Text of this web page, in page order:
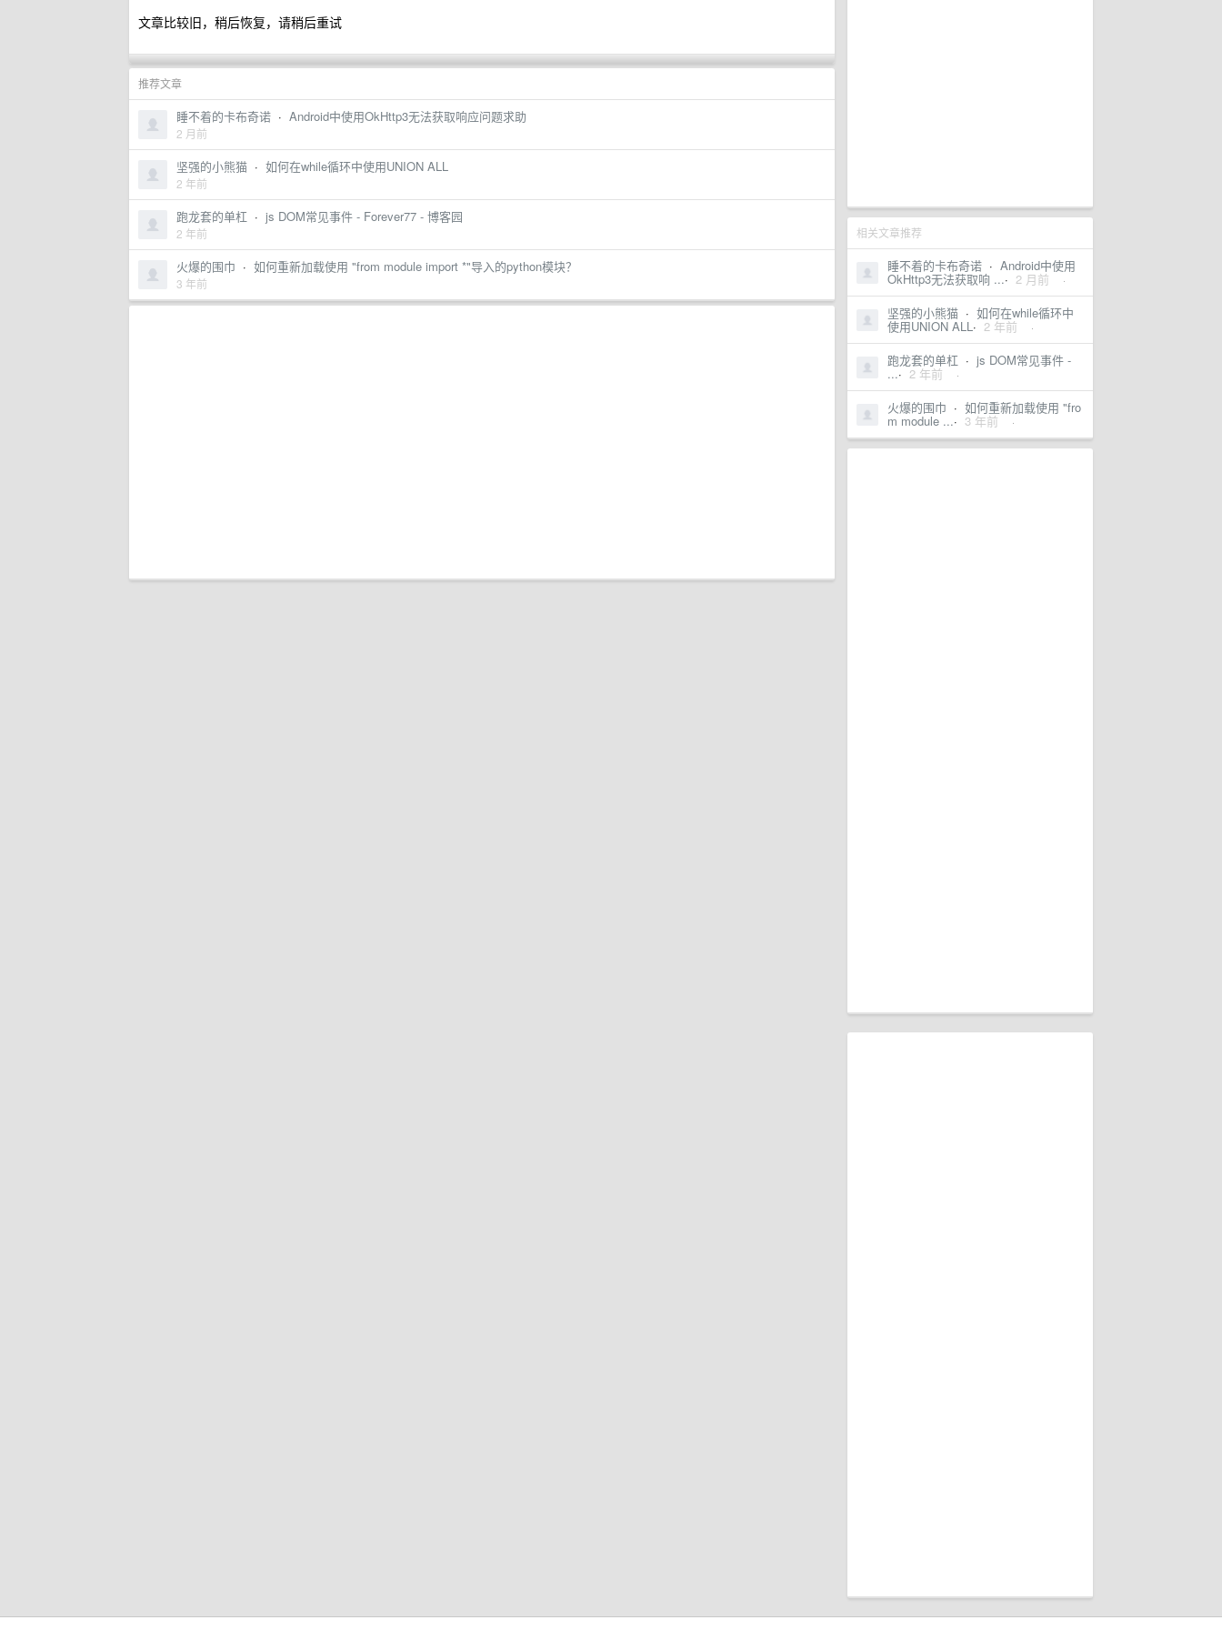
相关文章推荐
睡不着的卡布奇诺 · Android中使用
OkHttp3无法获取响 ...· 2 月前 ·
坚强的小熊猫 · 如何在while循环中
使用UNION ALL· 2 年前 ·
跑龙套的单杠 · js DOM常见事件 -
...· 2 年前 ·
火爆的围巾 · 如何重新加载使用 "fro
m module ...· 3 年前 ·
文章比较旧，稍后恢复，请稍后重试
推荐文章
睡不着的卡布奇诺 · Android中使用OkHttp3无法获取响应问题求助
2 月前
坚强的小熊猫 · 如何在while循环中使用UNION ALL
2 年前
跑龙套的单杠 · js DOM常见事件 - Forever77 - 博客园
2 年前
火爆的围巾 · 如何重新加载使用 "from module import *"导入的python模块？
3 年前